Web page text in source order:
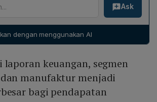
masing berkurang 59,33%, masing-
Rp 7,1 triliun, dibandingkan Rp 17,46
Ask
dengan menggunakan AI
keuangan, segmen
manufaktur menjadi
bagi pendapatan